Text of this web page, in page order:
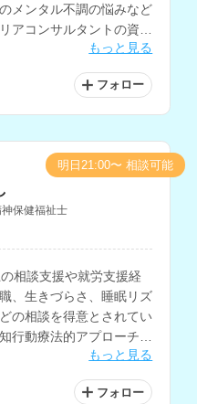
メンタル不調の悩みなど
アコンサルタントの資格
もっと見る
フォロー
保健福祉士
相談支援や就労支援経
、生きづらさ、睡眠リズ
の相談を得意とされてい
行動療法的アプローチを
り物事の捉え方を変える
います。
もっと見る
フォロー
明日21:00〜 相談可能